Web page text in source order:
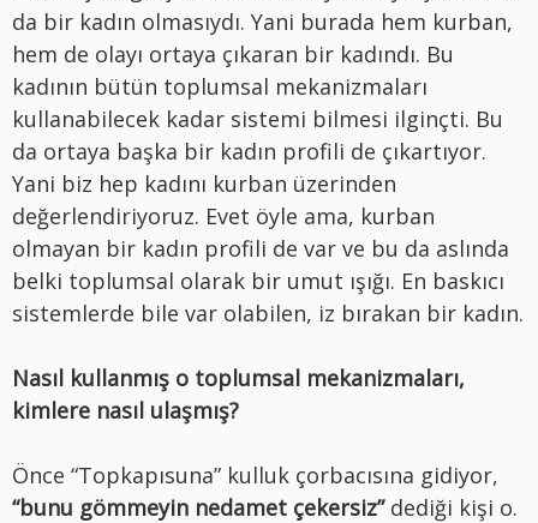
da bir kadın olmasıydı. Yani burada hem kurban,
hem de olayı ortaya çıkaran bir kadındı. Bu
kadının bütün toplumsal mekanizmaları
kullanabilecek kadar sistemi bilmesi ilginçti. Bu
da ortaya başka bir kadın profili de çıkartıyor.
Yani biz hep kadını kurban üzerinden
değerlendiriyoruz. Evet öyle ama, kurban
olmayan bir kadın profili de var ve bu da aslında
belki toplumsal olarak bir umut ışığı. En baskıcı
sistemlerde bile var olabilen, iz bırakan bir kadın.
Nasıl kullanmış o toplumsal mekanizmaları,
kimlere nasıl ulaşmış?
Önce “Topkapısuna” kulluk çorbacısına gidiyor,
“bunu gömmeyin nedamet çekersiz”dediği kişi o.